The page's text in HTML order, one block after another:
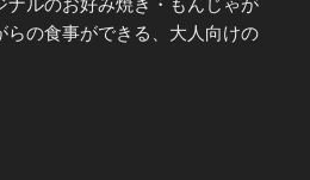
らの食事ができる、大人向けの